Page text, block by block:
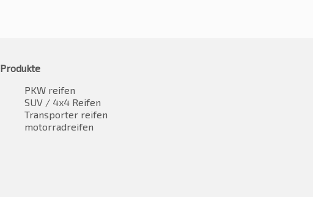
Produkte
PKW reifen
SUV / 4x4 Reifen
Transporter reifen
motorradreifen